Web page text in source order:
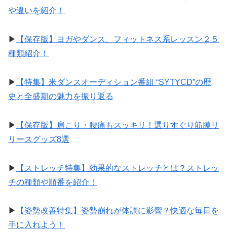
や違いを紹介！
▶︎
【保存版】ヨガやダンス、フィットネス系レッスン２５
種類紹介！
▶︎
【特集】米ダンスオーディション番組 “SYTYCD”の歴
史と全盛期の魅力を振り返る
▶︎
【保存版】肩こり・腰痛もスッキリ！選りすぐり筋膜リ
リースグッズ8選
▶︎
【ストレッチ特集】効果的なストレッチとは？ストレッ
チの種類や順番を紹介！
▶︎
【姿勢改善特集】姿勢崩れが体調に影響？快適な毎日を
手に入れよう！